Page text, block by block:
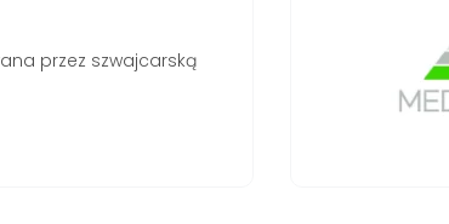
Bezpieczeństwo produktów